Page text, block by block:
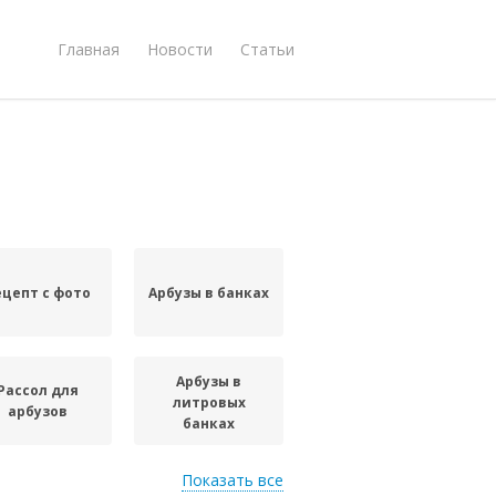
Главная Новости Статьи
с фото Арбузы в банках
для
арбузов
Арбузы в
литровых
банках
Арбузы в
Показать все